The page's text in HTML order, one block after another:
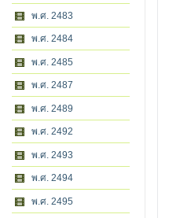
พ.ศ. 2483
พ.ศ. 2484
พ.ศ. 2485
พ.ศ. 2487
พ.ศ. 2489
พ.ศ. 2492
พ.ศ. 2493
พ.ศ. 2494
พ.ศ. 2495